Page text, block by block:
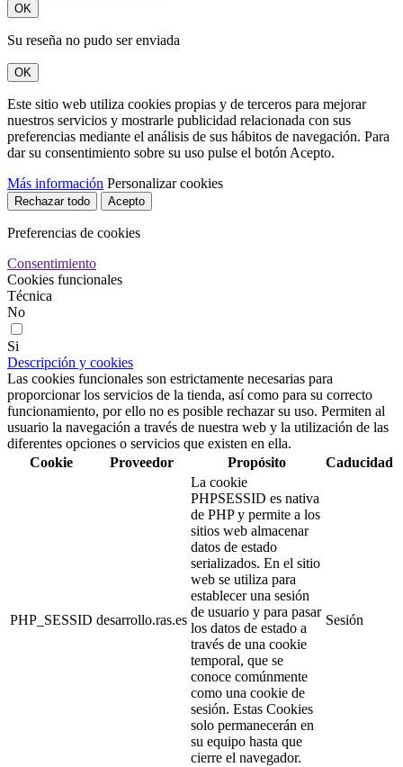
OK
Su reseña no pudo ser enviada
OK
Este sitio web utiliza cookies propias y de terceros para mejorar
nuestros servicios y mostrarle publicidad relacionada con sus
preferencias mediante el análisis de sus hábitos de navegación. Para
dar su consentimiento sobre su uso pulse el botón Acepto.
Más información Personalizar cookies
Rechazar todo Acepto
Preferencias de cookies
Consentimiento
Cookies funcionales
Técnica
No
Si
Descripción y cookies
Las cookies funcionales son estrictamente necesarias para
proporcionar los servicios de la tienda, así como para su correcto
funcionamiento, por ello no es posible rechazar su uso. Permiten al
usuario la navegación a través de nuestra web y la utilización de las
diferentes opciones o servicios que existen en ella.
Cookie
Proveedor Propósito Caducidad
PHP_SESSID desarrollo.ras.es
La cookie
PHPSESSID es nativa
de PHP y permite a los
sitios web almacenar
datos de estado
serializados. En el sitio
web se utiliza para
establecer una sesión
de usuario y para pasar
los datos de estado a
través de una cookie
temporal, que se
conoce comúnmente
como una cookie de
sesión. Estas Cookies
solo permanecerán en
su equipo hasta que
cierre el navegador.
Sesión